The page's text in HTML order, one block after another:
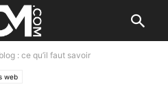
: ce qu’il faut savoir
web